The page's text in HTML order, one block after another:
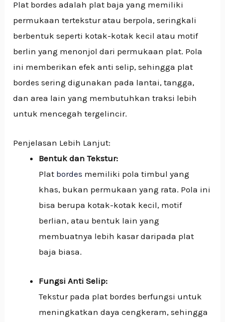
Plat bordes adalah plat baja yang memiliki
permukaan tertekstur atau berpola, seringkali
berbentuk seperti kotak-kotak kecil atau motif
berlin yang menonjol dari permukaan plat. Pola
ini memberikan efek anti selip, sehingga plat
bordes sering digunakan pada lantai, tangga,
dan area lain yang membutuhkan traksi lebih
untuk mencegah tergelincir.
Penjelasan Lebih Lanjut:
Bentuk dan Tekstur:
Plat bordes memiliki pola timbul yang
khas, bukan permukaan yang rata. Pola ini
bisa berupa kotak-kotak kecil, motif
berlian, atau bentuk lain yang
membuatnya lebih kasar daripada plat
baja biasa.
Fungsi Anti Selip:
Tekstur pada plat bordes berfungsi untuk
meningkatkan daya cengkeram, sehingga